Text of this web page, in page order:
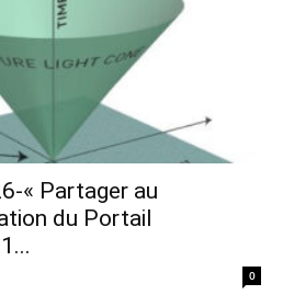
« Partager au
du Portail
0